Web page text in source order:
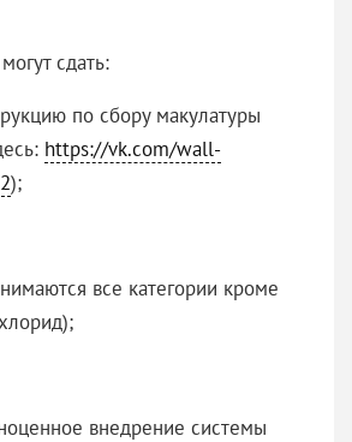
сдать:
по сбору макулатуры
https://vk.com/wall-
);
все категории кроме
внедрение системы